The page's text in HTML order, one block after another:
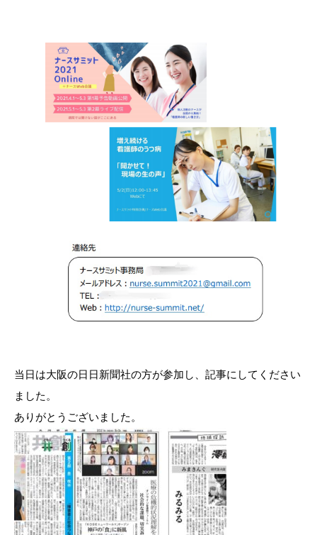
当日は大阪の日日新聞社の方が参加し、記事にしてください
ました。
ありがとうございました。